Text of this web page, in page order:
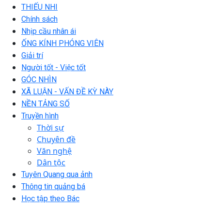
THIẾU NHI
Chính sách
Nhịp cầu nhân ái
ỐNG KÍNH PHÓNG VIÊN
Giải trí
Người tốt - Việc tốt
GÓC NHÌN
XÃ LUẬN - VẤN ĐỀ KỲ NÀY
NỀN TẢNG SỐ
Truyền hình
Thời sự
Chuyên đề
Văn nghệ
Dân tộc
Tuyên Quang qua ảnh
Thông tin quảng bá
Học tập theo Bác